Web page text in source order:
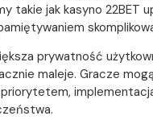
takie jak kasyno 22BET
prywatność
maleje. Gracze